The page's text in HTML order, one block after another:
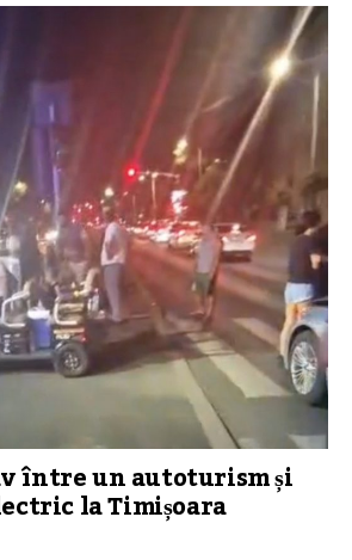
între un autoturism și
la Timișoara